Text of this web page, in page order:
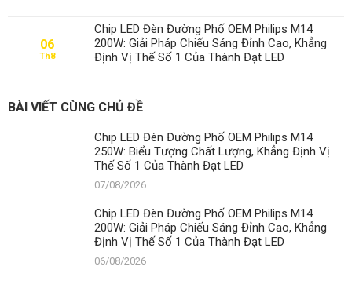
06
Th8
Chip LED Đèn Đường Phố OEM Philips M14
200W: Giải Pháp Chiếu Sáng Đỉnh Cao, Khẳng
Định Vị Thế Số 1 Của Thành Đạt LED
BÀI VIẾT CÙNG CHỦ ĐỀ
Chip LED Đèn Đường Phố OEM Philips M14
250W: Biểu Tượng Chất Lượng, Khẳng Định Vị
Thế Số 1 Của Thành Đạt LED
07/08/2026
Chip LED Đèn Đường Phố OEM Philips M14
200W: Giải Pháp Chiếu Sáng Đỉnh Cao, Khẳng
Định Vị Thế Số 1 Của Thành Đạt LED
06/08/2026